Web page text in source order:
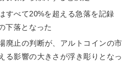
すべて20%を超える急落を記録
下落となった
廃止の判断が、アルトコインの市
る影響の大きさが浮き彫りとなっ